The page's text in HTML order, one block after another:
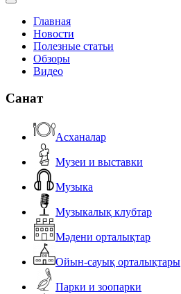
Главная
Новости
Полезные статьи
Обзоры
Видео
Санат
Асханалар
Музеи и выставки
Музыка
Музыкалық клубтар
Мәдени орталықтар
Ойын-сауық орталықтары
Парки и зоопарки